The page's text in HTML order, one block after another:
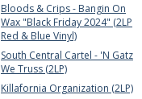
Bloods & Crips - Bangin On
Wax "Black Friday 2024" (2LP
Red & Blue Vinyl)
South Central Cartel - 'N Gatz
We Truss (2LP)
Killafornia Organization (2LP)